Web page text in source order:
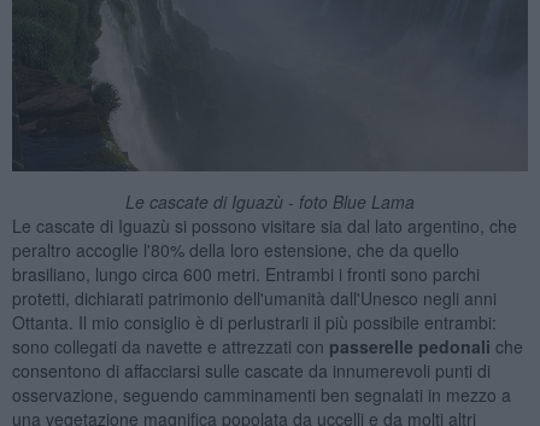
Le cascate di Iguazù - foto Blue Lama
Le cascate di Iguazù si possono visitare sia dal lato argentino, che
peraltro accoglie l'80% della loro estensione, che da quello
brasiliano, lungo circa 600 metri. Entrambi i fronti sono parchi
protetti, dichiarati patrimonio dell'umanità dall'Unesco negli anni
Ottanta. Il mio consiglio è di perlustrarli il più possibile entrambi:
sono collegati da navette e attrezzati con passerelle pedonali che
consentono di affacciarsi sulle cascate da innumerevoli punti di
osservazione, seguendo camminamenti ben segnalati in mezzo a
una vegetazione magnifica popolata da uccelli e da molti altri